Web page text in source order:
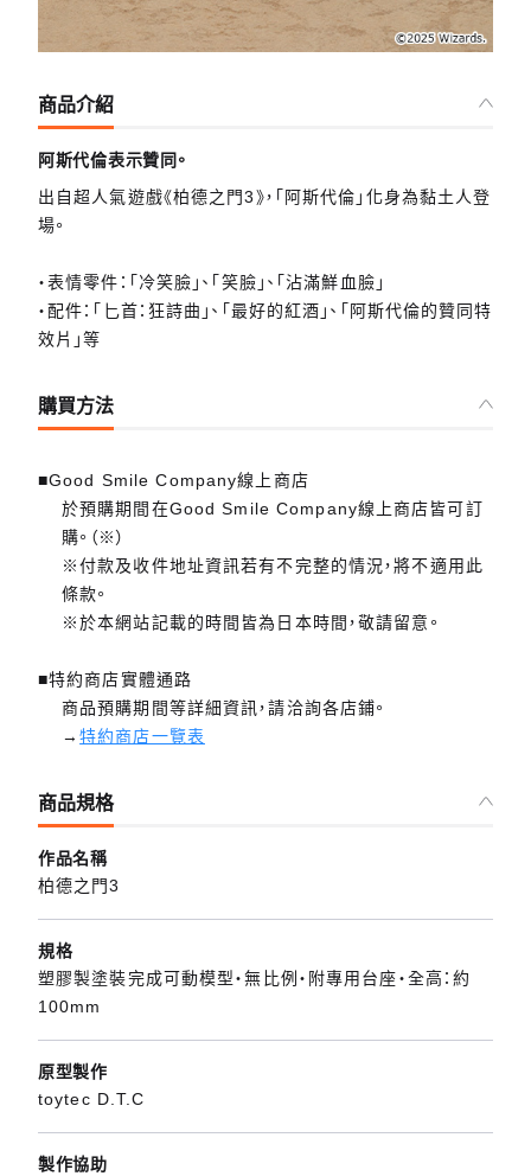
商品介紹
阿斯代倫表示贊同。
出自超人氣遊戲《柏德之門3》，「阿斯代倫」化身為黏土人登
場。
・表情零件：「冷笑臉」、「笑臉」、「沾滿鮮血臉」
・配件：「匕首：狂詩曲」、「最好的紅酒」、「阿斯代倫的贊同特
效片」等
購買方法
■Good Smile Company線上商店
於預購期間在Good Smile Company線上商店皆可訂
購。（※）
※付款及收件地址資訊若有不完整的情況，將不適用此
條款。
※於本網站記載的時間皆為日本時間，敬請留意。
■特約商店實體通路
商品預購期間等詳細資訊，請洽詢各店鋪。
→特約商店一覽表
商品規格
作品名稱
柏德之門3
規格
塑膠製塗裝完成可動模型・無比例・附專用台座・全高：約
100mm
原型製作
toytec D.T.C
製作協助